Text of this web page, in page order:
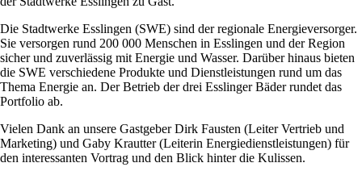
Die Stadtwerke Esslingen (SWE) sind der regionale Energieversorger.
Sie versorgen rund 200 000 Menschen in Esslingen und der Region
sicher und zuverlässig mit Energie und Wasser. Darüber hinaus bieten
die SWE verschiedene Produkte und Dienstleistungen rund um das
Thema Energie an. Der Betrieb der drei Esslinger Bäder rundet das
Portfolio ab.
Vielen Dank an unsere Gastgeber Dirk Fausten (Leiter Vertrieb und
Marketing) und Gaby Krautter (Leiterin Energiedienstleistungen) für
den interessanten Vortrag und den Blick hinter die Kulissen.